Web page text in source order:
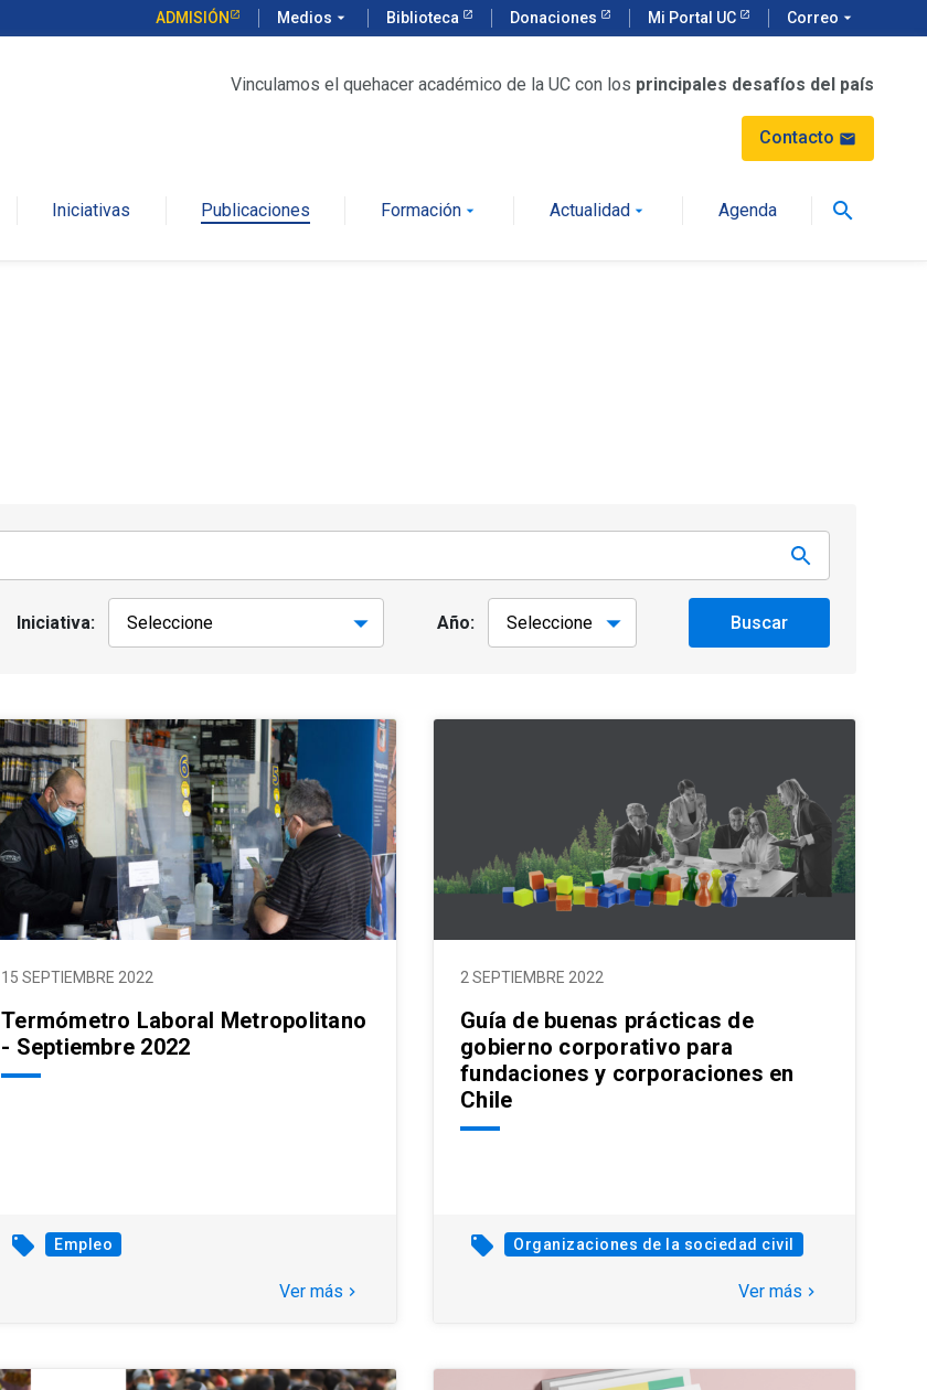
ADMISIÓN Medios arrow_drop_down Biblioteca Donaciones Mi Portal UC Correo arrow_drop_down
Vinculamos el quehacer académico de la UC con los principales desafíos del país
Contacto mail
Iniciativas Publicaciones Formaciónarrow_drop_down Actualidad arrow_drop_down Agenda search
Iniciativa: Año: Buscar
15 SEPTIEMBRE 2022
Termómetro Laboral Metropolitano
- Septiembre 2022
local_offer Empleo
Ver más keyboard_arrow_right
2 SEPTIEMBRE 2022
Guía de buenas prácticas de
gobierno corporativo para
fundaciones y corporaciones en
Chile
local_offer Organizaciones de la sociedad civil
Ver más keyboard_arrow_right